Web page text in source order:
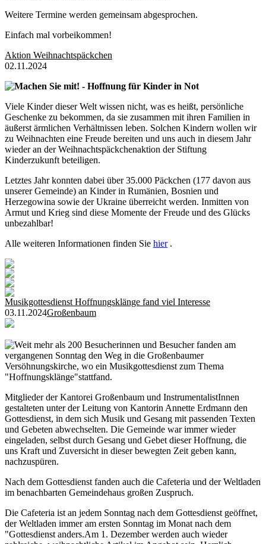
Weitere Termine werden gemeinsam abgesprochen.
Einfach mal vorbeikommen!
Aktion Weihnachtspäckchen
02.11.2024
Machen Sie mit! - Hoffnung für Kinder in Not
Viele Kinder dieser Welt wissen nicht, was es heißt, persönliche
Geschenke zu bekommen, da sie zusammen mit ihren Familien in
äußerst ärmlichen Verhältnissen leben. Solchen Kindern wollen wir
zu Weihnachten eine Freude bereiten und uns auch in diesem Jahr
wieder an der Weihnachtspäckchenaktion der Stiftung
Kinderzukunft beteiligen.
Letztes Jahr konnten dabei über 35.000 Päckchen (177 davon aus
unserer Gemeinde) an Kinder in Rumänien, Bosnien und
Herzegowina sowie der Ukraine überreicht werden. Inmitten von
Armut und Krieg sind diese Momente der Freude und des Glücks
unbezahlbar!
Alle weiteren Informationen finden Sie hier.
Musikgottesdienst Hoffnungsklänge fand viel Interesse
03.11.2024Großenbaum
Weit mehr als 200 Besucherinnen und Besucher fanden am
vergangenen Sonntag den Weg in die Großenbaumer
Versöhnungskirche, wo ein Musikgottesdienst zum Thema
"Hoffnungsklänge"stattfand.
Mitglieder der Kantorei Großenbaum und InstrumentalistInnen
gestalteten unter der Leitung von Kantorin Annette Erdmann den
Gottesdienst, in dem sich Musik und Gesang mit passenden Texten
und Gebeten abwechselten. Die Gemeinde war immer wieder
eingeladen, selbst durch Gesang und Gebet dieser Hoffnung, die
uns Kraft und Zuversicht in dieser bewegten Zeit geben kann,
nachzuspüren.
Nach dem Gottesdienst fanden auch die Cafeteria und der Weltladen
im benachbarten Gemeindehaus großen Zuspruch.
Die Cafeteria ist an jedem Sonntag nach dem Gottesdienst geöffnet,
der Weltladen immer am ersten Sonntag im Monat nach dem
"Gottesdienst anders.Am 1. Dezember werden auch wieder